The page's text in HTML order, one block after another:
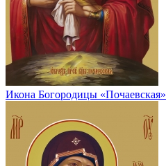
Икона Богородицы «Почаевская»